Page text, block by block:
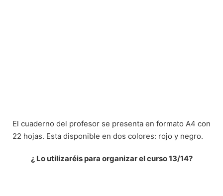
El cuaderno del profesor se presenta en formato A4 con
22 hojas. Esta disponible en dos colores: rojo y negro.
¿ Lo utilizaréis para organizar el curso 13/14?